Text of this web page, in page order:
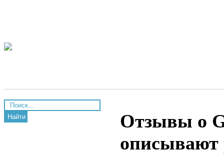
Найти
Отзывы о
описывают